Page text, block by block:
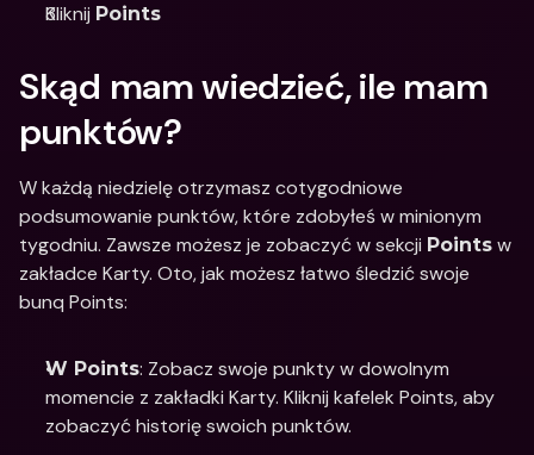
Kliknij Points
Skąd mam wiedzieć, ile mam
punktów?
W każdą niedzielę otrzymasz cotygodniowe
podsumowanie punktów, które zdobyłeś w minionym
tygodniu. Zawsze możesz je zobaczyć w sekcji Points w
zakładce Karty. Oto, jak możesz łatwo śledzić swoje
bunq Points:
W Points: Zobacz swoje punkty w dowolnym
momencie z zakładki Karty. Kliknij kafelek Points, aby
zobaczyć historię swoich punktów.